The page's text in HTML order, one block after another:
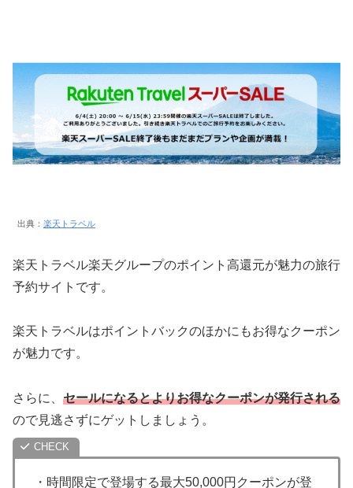
出典： 楽天トラベル
楽天トラベル楽天グループのポイント高還元が魅力の旅行
予約サイトです。
楽天トラベルはポイントバックのほかにもお得なクーポン
が魅力です。
さらに、 セールになるとよりお得なクーポンが発行される
ので見逃さずにゲットしましょう。
・時間限定で登場する最大50,000円クーポンが登